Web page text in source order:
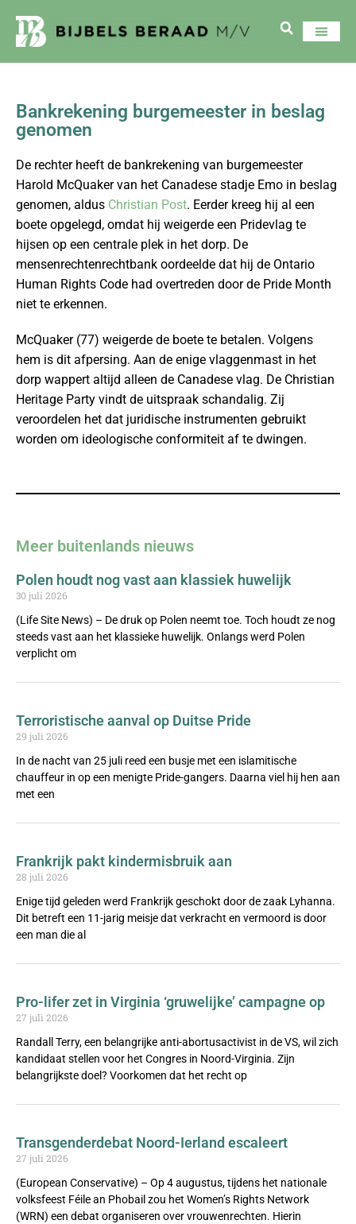
Bankrekening burgemeester in beslag
genomen
De rechter heeft de bankrekening van burgemeester
Harold McQuaker van het Canadese stadje Emo in beslag
genomen, aldus Christian Post. Eerder kreeg hij al een
boete opgelegd, omdat hij weigerde een Pridevlag te
hijsen op een centrale plek in het dorp. De
mensenrechtenrechtbank oordeelde dat hij de Ontario
Human Rights Code had overtreden door de Pride Month
niet te erkennen.
McQuaker (77) weigerde de boete te betalen. Volgens
hem is dit afpersing. Aan de enige vlaggenmast in het
dorp wappert altijd alleen de Canadese vlag. De Christian
Heritage Party vindt de uitspraak schandalig. Zij
veroordelen het dat juridische instrumenten gebruikt
worden om ideologische conformiteit af te dwingen.
Meer buitenlands nieuws
Polen houdt nog vast aan klassiek huwelijk
30 juli 2026
(Life Site News) – De druk op Polen neemt toe. Toch houdt ze nog
steeds vast aan het klassieke huwelijk. Onlangs werd Polen
verplicht om
Terroristische aanval op Duitse Pride
29 juli 2026
In de nacht van 25 juli reed een busje met een islamitische
chauffeur in op een menigte Pride-gangers. Daarna viel hij hen aan
met een
Frankrijk pakt kindermisbruik aan
28 juli 2026
Enige tijd geleden werd Frankrijk geschokt door de zaak Lyhanna.
Dit betreft een 11-jarig meisje dat verkracht en vermoord is door
een man die al
Pro-lifer zet in Virginia ‘gruwelijke’ campagne op
27 juli 2026
Randall Terry, een belangrijke anti-abortusactivist in de VS, wil zich
kandidaat stellen voor het Congres in Noord-Virginia. Zijn
belangrijkste doel? Voorkomen dat het recht op
Transgenderdebat Noord-Ierland escaleert
27 juli 2026
(European Conservative) – Op 4 augustus, tijdens het nationale
volksfeest Féile an Phobail zou het Women’s Rights Network
(WRN) een debat organiseren over vrouwenrechten. Hierin